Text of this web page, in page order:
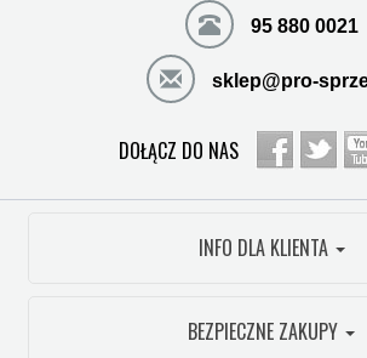
95 880 0021
sklep@pro-
DOŁĄCZ DO NAS
INFO DLA KLIENTA
BEZPIECZNE ZAKUPY